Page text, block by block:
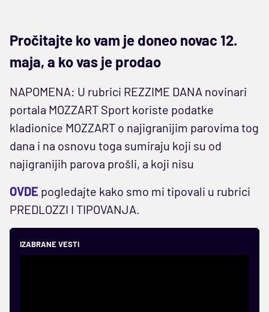
Pročitajte ko vam je doneo novac 12.
maja, a ko vas je prodao
NAPOMENA: U rubrici REZZIME DANA novinari
portala MOZZART Sport koriste podatke
kladionice MOZZART o najigranijim parovima tog
dana i na osnovu toga sumiraju koji su od
najigranijih parova prošli, a koji nisu
OVDE pogledajte kako smo mi tipovali u rubrici
PREDLOZZI I TIPOVANJA.
IZABRANE VESTI